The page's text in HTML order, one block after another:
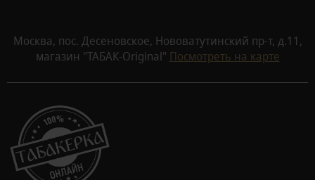
Москва, пос. Десеновское, Нововатутинский пр-т, д.11,
магазин "ТАБАК-Original" Посмотреть на карте